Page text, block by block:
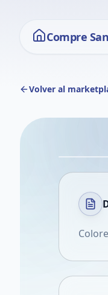
Compre
Volver al